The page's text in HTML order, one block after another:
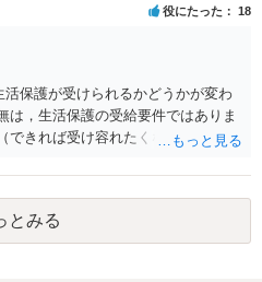
役にたった 18
保護が受けられるかどうかが変わ
は，生活保護の受給要件ではありま
できれば受け容れたくない）な姿勢
とみる